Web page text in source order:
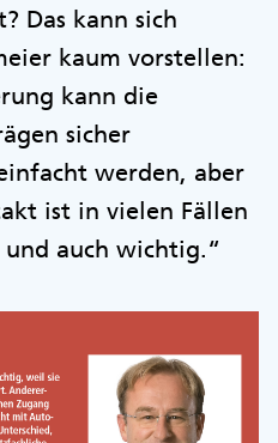
Das kann sich
kaum vorstellen:
kann die
sicher
werden, aber
ist in vielen Fällen
auch wichtig.“